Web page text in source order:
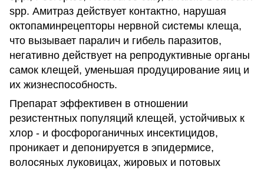
spp. Амитраз действует контактно, нарушая
октопаминрецепторы нервной системы клеща,
что вызывает паралич и гибель паразитов,
негативно действует на репродуктивные органы
самок клещей, уменьшая продуцирование яиц и
их жизнеспособность.
Препарат эффективен в отношении
резистентных популяций клещей, устойчивых к
хлор - и фосфороганичных инсектицидов,
проникает и депонируется в эпидермисе,
волосяных луковицах, жировых и потовых